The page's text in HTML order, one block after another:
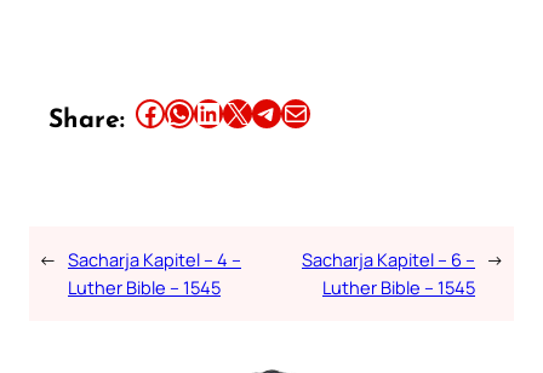
Share: Share this article on Facebook Share this article on WhatsApp Share this article on LinkedIn Share this article on X Share this article on TelegramEmail this Article
← Sacharja Kapitel – 4 –
Luther Bible – 1545
Sacharja Kapitel – 6 –
Luther Bible – 1545
→